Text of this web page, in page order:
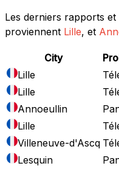
Les derniers rapports
proviennent Lille, et
City
Lille
Lille
Annoeullin
Lille
Villeneuve-d'Ascq
Lesquin